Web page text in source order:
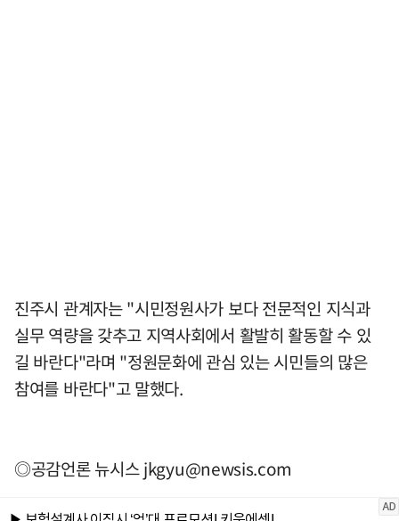
진주시 관계자는 "시민정원사가 보다 전문적인 지식과
실무 역량을 갖추고 지역사회에서 활발히 활동할 수 있
길 바란다"라며 "정원문화에 관심 있는 시민들의 많은
참여를 바란다"고 말했다.
◎공감언론 뉴시스jkgyu@newsis.com